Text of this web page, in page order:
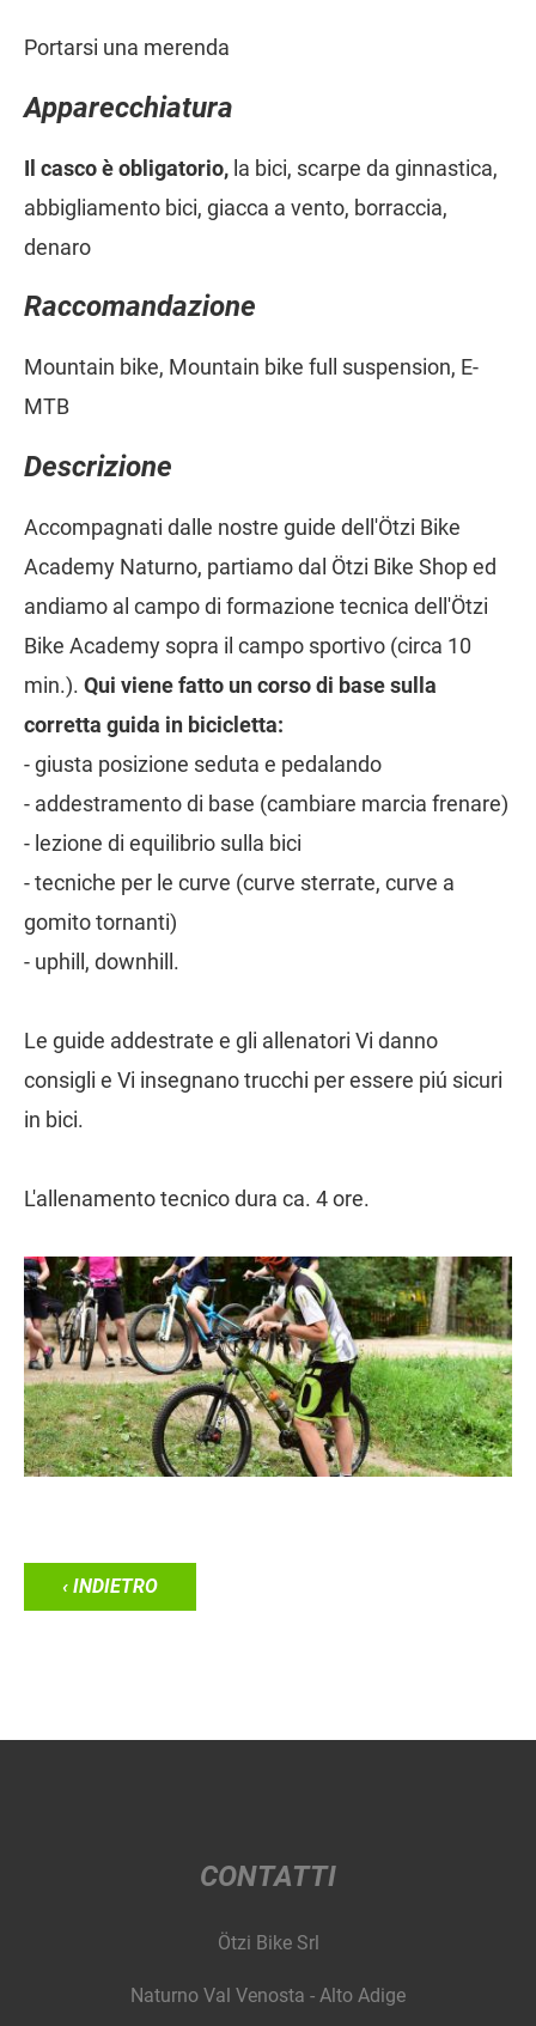
Portarsi una merenda
Apparecchiatura
Il casco è obligatorio, la bici, scarpe da ginnastica,
abbigliamento bici, giacca a vento, borraccia,
denaro
Raccomandazione
Mountain bike, Mountain bike full suspension, E-
MTB
Descrizione
Accompagnati dalle nostre guide dell'Ötzi Bike
Academy Naturno, partiamo dal Ötzi Bike Shop ed
andiamo al campo di formazione tecnica dell'Ötzi
Bike Academy sopra il campo sportivo (circa 10
min.). Qui viene fatto un corso di base sulla
corretta guida in bicicletta:
- giusta posizione seduta e pedalando
- addestramento di base (cambiare marcia frenare)
- lezione di equilibrio sulla bici
- tecniche per le curve (curve sterrate, curve a
gomito tornanti)
- uphill, downhill.
Le guide addestrate e gli allenatori Vi danno
consigli e Vi insegnano trucchi per essere piú sicuri
in bici.
L'allenamento tecnico dura ca. 4 ore.
‹ INDIETRO
CONTATTI
Ötzi Bike Srl
Naturno Val Venosta - Alto Adige